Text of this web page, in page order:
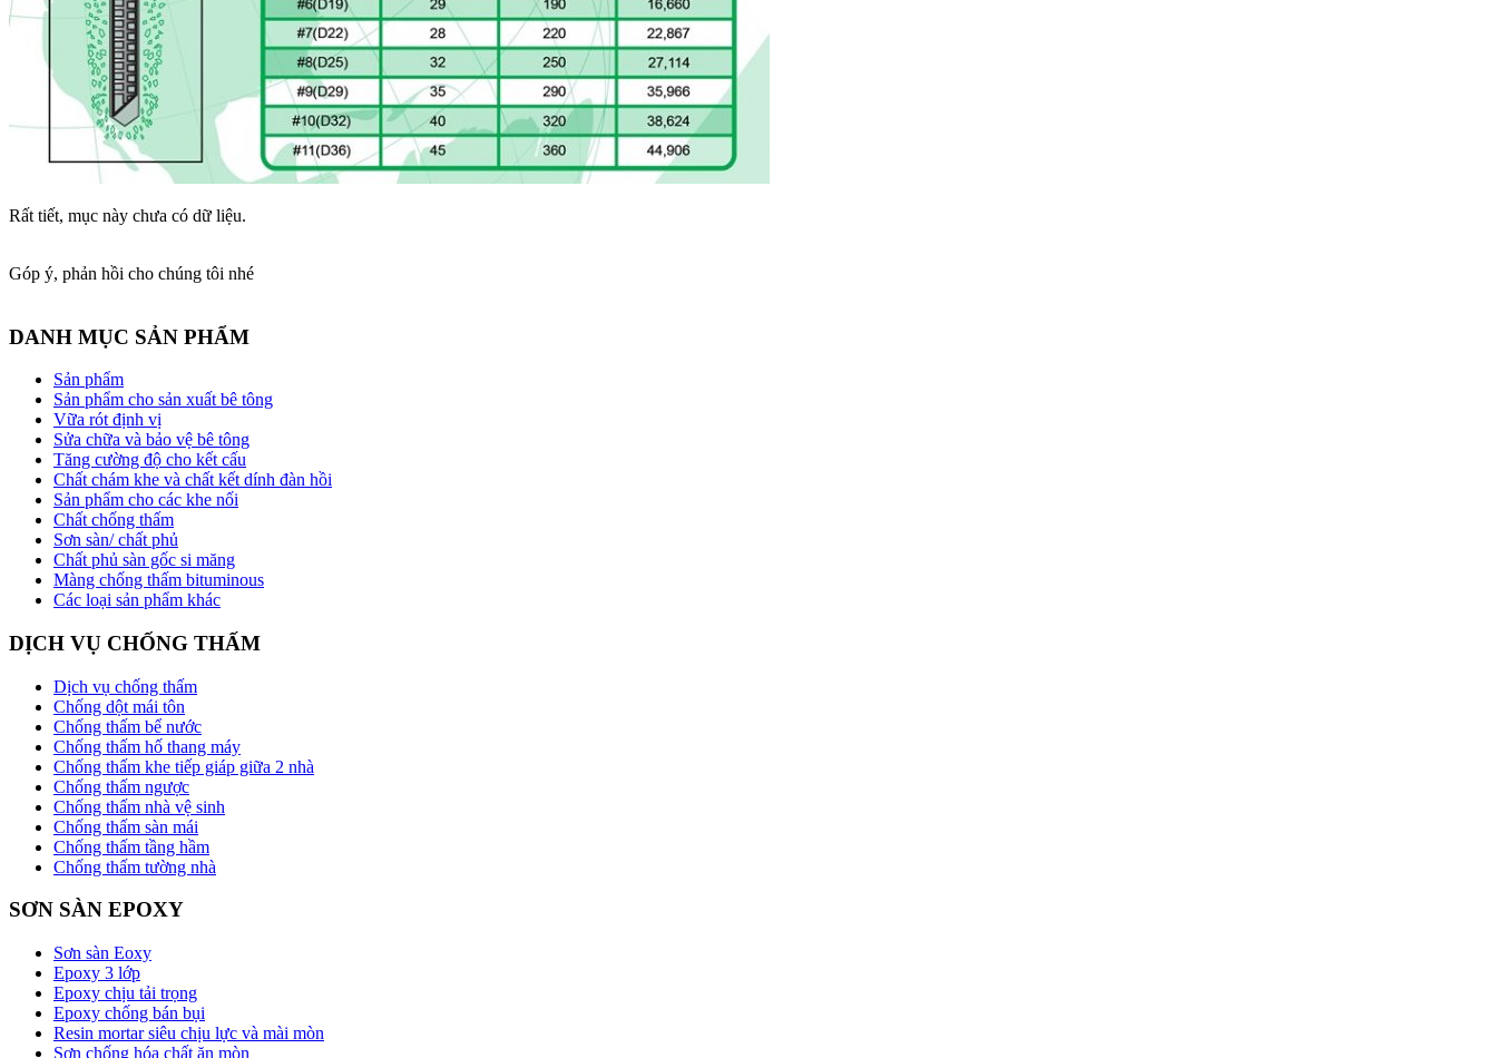
Rất tiết, mục này chưa có dữ liệu.
Góp ý, phản hồi cho chúng tôi nhé
DANH MỤC SẢN PHẨM
Sản phẩm
Sản phẩm cho sản xuất bê tông
Vữa rót định vị
Sửa chữa và bảo vệ bê tông
Tăng cường độ cho kết cấu
Chất chám khe và chất kết dính đàn hồi
Sản phẩm cho các khe nối
Chất chống thấm
Sơn sàn/ chất phủ
Chất phủ sàn gốc si măng
Màng chống thấm bituminous
Các loại sản phẩm khác
DỊCH VỤ CHỐNG THẤM
Dịch vụ chống thấm
Chống dột mái tôn
Chống thấm bể nước
Chống thấm hố thang máy
Chống thấm khe tiếp giáp giữa 2 nhà
Chống thấm ngược
Chống thấm nhà vệ sinh
Chống thấm sàn mái
Chống thấm tầng hầm
Chống thấm tường nhà
SƠN SÀN EPOXY
Sơn sàn Eoxy
Epoxy 3 lớp
Epoxy chịu tải trọng
Epoxy chống bán bụi
Resin mortar siêu chịu lực và mài mòn
Sơn chống hóa chất ăn mòn